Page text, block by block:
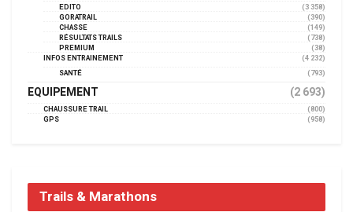
EDITO
(3 358)
GORATRAIL
(390)
CHASSE
(149)
RÉSULTATS TRAILS
(738)
PREMIUM
(38)
INFOS ENTRAINEMENT
(4 232)
SANTÉ
(793)
EQUIPEMENT (2 693)
CHAUSSURE TRAIL
(800)
GPS
(958)
Trails & Marathons